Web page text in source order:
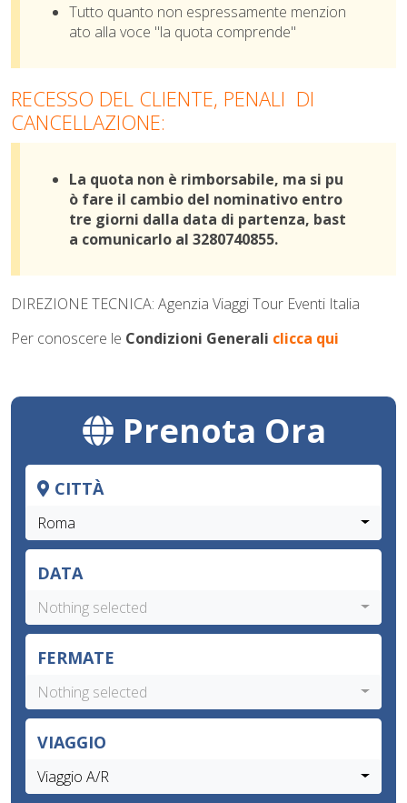
Tutto quanto non espressamente menzion
ato alla voce "la quota comprende"
RECESSO DEL CLIENTE, PENALI DI
CANCELLAZIONE:
La quota non è rimborsabile, ma si pu
ò fare il cambio del nominativo entro
tre giorni dalla data di partenza, bast
a comunicarlo al 3280740855.
DIREZIONE TECNICA: Agenzia Viaggi Tour Eventi Italia
Per conoscere le Condizioni Generali clicca qui
Prenota Ora
CITTÀ
Roma
DATA
Nothing selected
FERMATE
Nothing selected
VIAGGIO
Viaggio A/R